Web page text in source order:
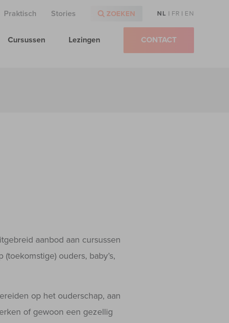
Praktisch Stories ZOEKEN NL | FR | EN
Cursussen Lezingen CONTACT
aanbod aan cursussen
ouders, baby’s,
op het ouderschap, aan
of gewoon een gezellig